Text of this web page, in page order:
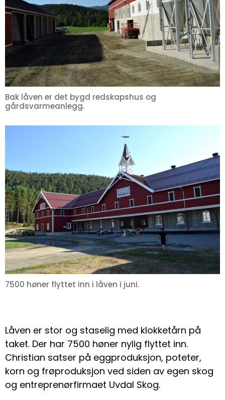
Bak låven er det bygd redskapshus og
gårdsvarmeanlegg.
7500 høner flyttet inn i låven i juni.
Låven er stor og staselig med klokketårn på
taket. Der har 7500 høner nylig flyttet inn.
Christian satser på eggproduksjon, poteter,
korn og frøproduksjon ved siden av egen skog
og entreprenørfirmaet Uvdal Skog.